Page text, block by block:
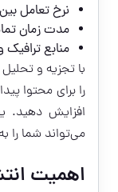
نرخ تعامل
مدت زمان
منابع
با تجزیه و
را برای محتوا
افزایش دهید.
می‌تواند شما را
اهمیت